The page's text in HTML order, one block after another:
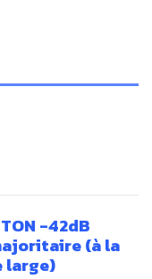
-42dB
(à la
large)